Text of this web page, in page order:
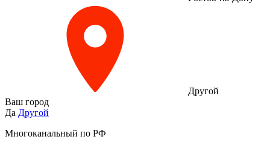
Другой
Ваш город
Да Другой
Многоканальный по РФ